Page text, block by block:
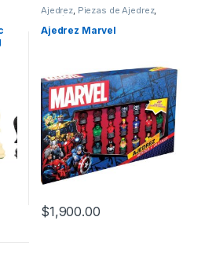
Ajedrez, Piezas de Ajedrez,
Temáticos
Ajedrez Marvel
$1,900.00